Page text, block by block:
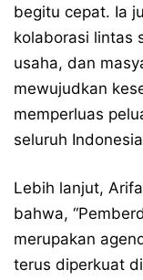
begitu cepat. Ia
kolaborasi lintas
usaha, dan
mewujudkan
memperluas
seluruh
Lebih lanjut,
bahwa,
merupakan
terus diperkuat